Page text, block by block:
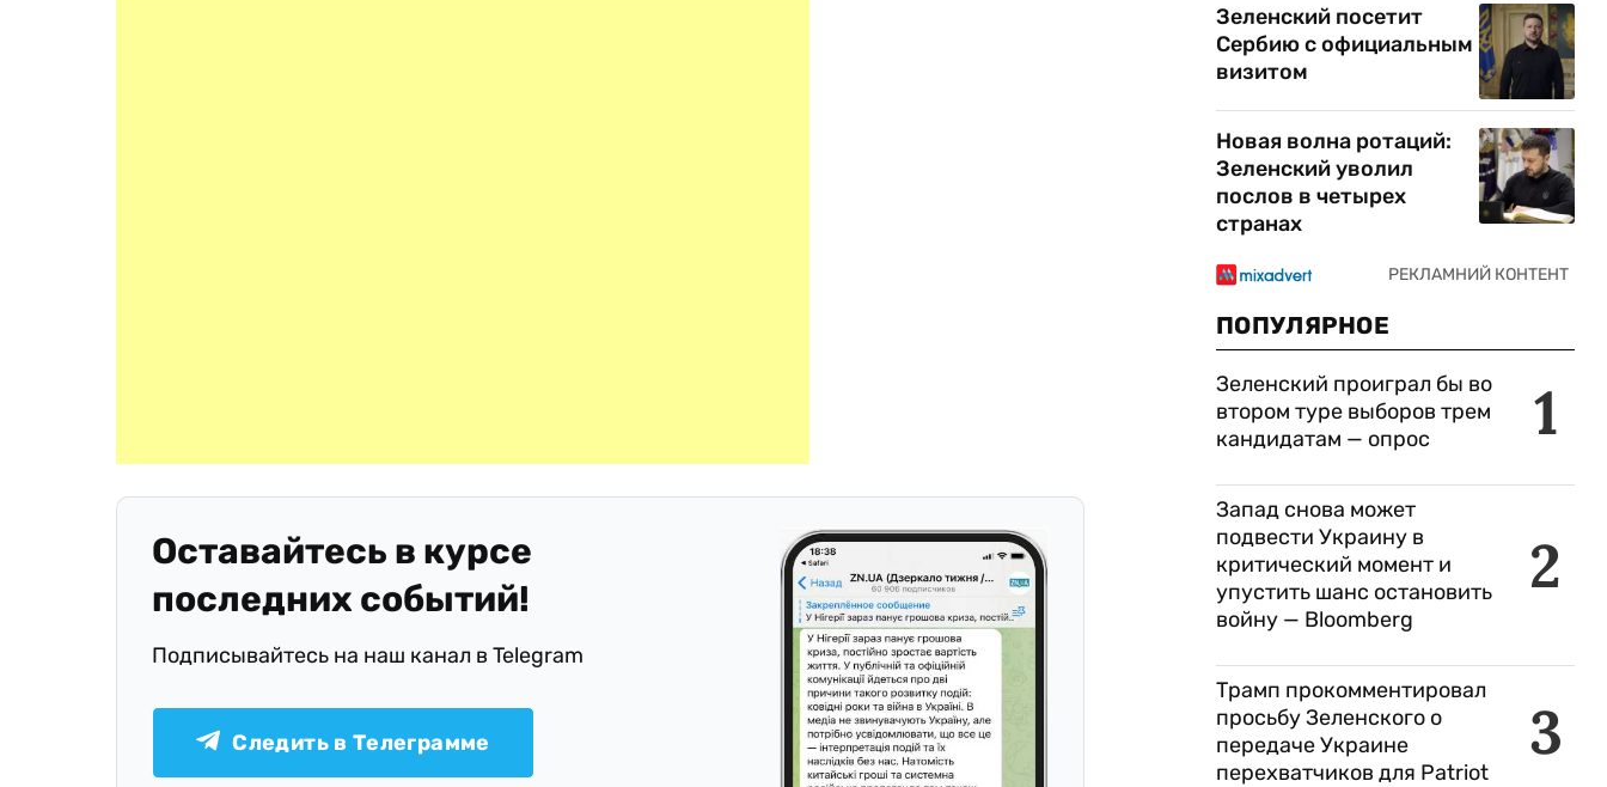
Оставайтесь в курсе
последних событий!
Подписывайтесь на наш канал в Telegram
Следить в Телеграмме
Зеленский посетит
Сербию с официальным
визитом
Новая волна ротаций:
Зеленский уволил
послов в четырех
странах
ПОПУЛЯРНОЕ
1
Зеленский проиграл бы во
втором туре выборов трем
кандидатам — опрос
2
Запад снова может
подвести Украину в
критический момент и
упустить шанс остановить
войну — Bloomberg
3
Трамп прокомментировал
просьбу Зеленского о
передаче Украине
перехватчиков для Patriot